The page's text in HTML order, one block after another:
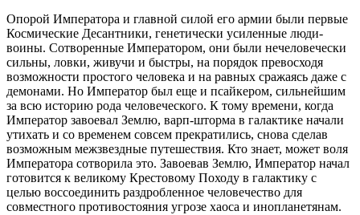
Опорой Императора и главной силой его армии были первые
Космические Десантники, генетически усиленные люди-
воины. Сотворенные Императором, они были нечеловечески
сильны, ловки, живучи и быстры, на порядок превосходя
возможности простого человека и на равных сражаясь даже с
демонами. Но Император был еще и псайкером, сильнейшим
за всю историю рода человеческого. К тому времени, когда
Император завоевал Землю, варп-шторма в галактике начали
утихать и со временем совсем прекратились, снова сделав
возможным межзвездные путешествия. Кто знает, может воля
Императора сотворила это. Завоевав Землю, Император начал
готовится к великому Крестовому Походу в галактику с
целью воссоединить раздробленное человечество для
совместного противостояния угрозе хаоса и инопланетянам.